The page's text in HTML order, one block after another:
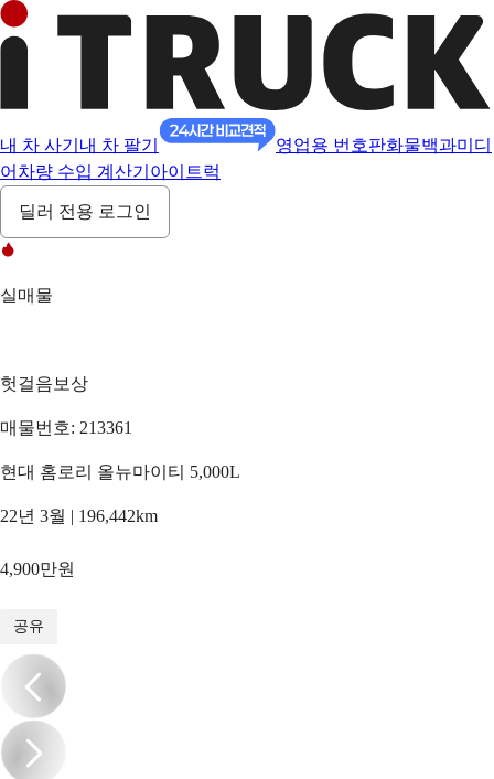
내 차 사기 내 차 팔기 영업용 번호판화물백과미디
어 차량 수입 계산기 아이트럭
딜러 전용 로그인
실매물
헛걸음보상
매물번호: 213361
현대 홈로리 올뉴마이티 5,000L
22년 3월 | 196,442km
4,900만원
공유
/17